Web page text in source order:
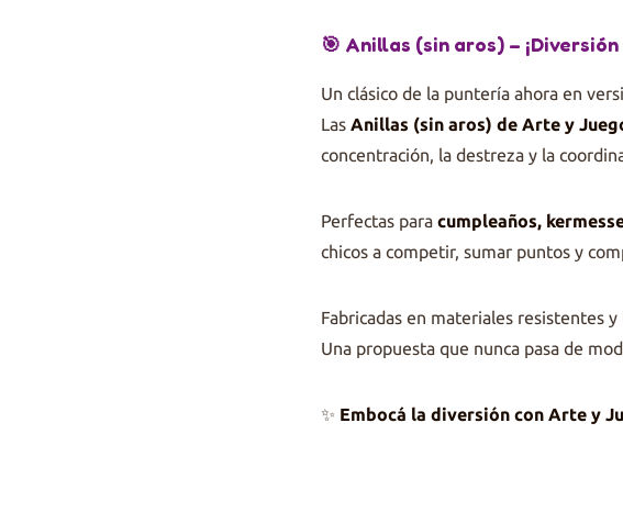
🎯 Anillas (sin aros) –
Un clásico de la puntería ahora en
Las Anillas (sin aros) de Arte y
concentración, la destreza y la
Perfectas para cumpleaños,
chicos a competir, sumar puntos y
Fabricadas en materiales resistentes
Una propuesta que nunca pasa de
✨ Embocá la diversión con Arte y